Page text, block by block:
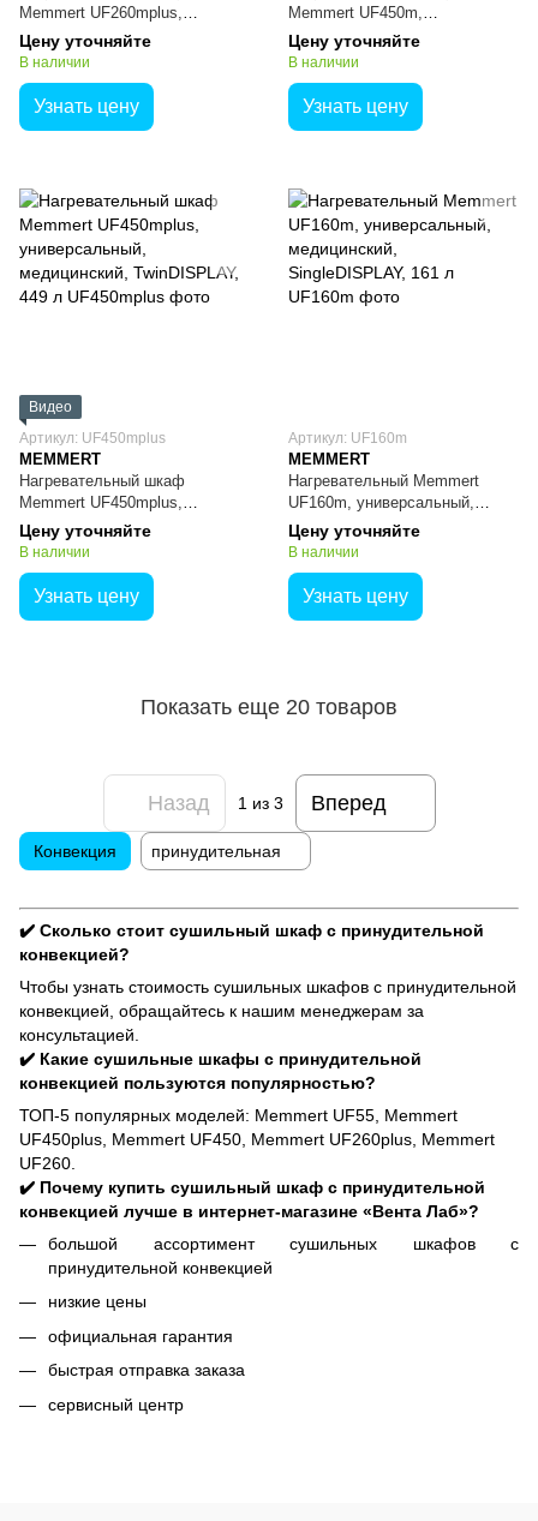
✔️ Сколько стоит сушильный шкаф с принудительной
конвекцией?
Чтобы узнать стоимость сушильных шкафов с принудительной
конвекцией, обращайтесь к нашим менеджерам за
консультацией.
✔️ Какие сушильные шкафы с принудительной
конвекцией пользуются популярностью?
ТОП-5 популярных моделей: Memmert UF55, Memmert
UF450plus, Memmert UF450, Memmert UF260plus, Memmert
UF260.
✔️ Почему купить сушильный шкаф с принудительной
конвекцией лучше в интернет-магазине «Вента Лаб»?
большой ассортимент сушильных шкафов с
принудительной конвекцией
низкие цены
официальная гарантия
быстрая отправка заказа
сервисный центр
Memmert UF260mplus,
универсальный, медицинский,
TwinDISPLAY, 256 л
Цену уточняйте
В наличии
Узнать цену
Memmert UF450m,
универсальный, медицинский,
SingleDISPLAY, 449 л
Цену уточняйте
В наличии
Узнать цену
Видео
Артикул: UF450mplus
MEMMERT
Нагревательный шкаф
Memmert UF450mplus,
универсальный, медицинский,
TwinDISPLAY, 449 л
Цену уточняйте
В наличии
Узнать цену
Артикул: UF160m
MEMMERT
Нагревательный Memmert
UF160m, универсальный,
медицинский, SingleDISPLAY,
161 л
Цену уточняйте
В наличии
Узнать цену
Показать еще 20 товаров
Назад 1 из 3 Вперед
Конвекция принудительная